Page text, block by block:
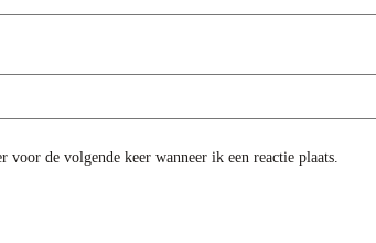
de volgende keer wanneer ik een reactie plaats.